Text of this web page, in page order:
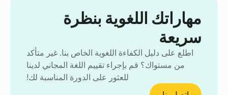
مهاراتك اللغوية بنظرة
سريعة
اطلع على دليل الكفاءة اللغوية الخاص بنا. غير متأكد
من مستواك؟ قم بإجراء تقييم اللغة المجاني لدينا
للعثور على الدورة المناسبة لك!